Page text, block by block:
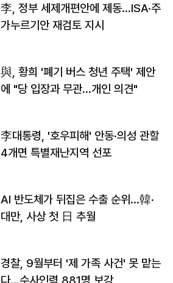
李, 정부 세제개편안에 제동…ISA·주
가누르기안 재검토 지시
與, 황희 '폐기 버스 청년 주택' 제안
에 "당 입장과 무관…개인 의견"
李대통령, '호우피해' 안동·의성 관할
4개면 특별재난지역 선포
AI 반도체가 뒤집은 수출 순위…韓·
대만, 사상 첫 日 추월
경찰, 9월부터 '제 가족 사건' 못 맡는
다…수사인력 881명 보강